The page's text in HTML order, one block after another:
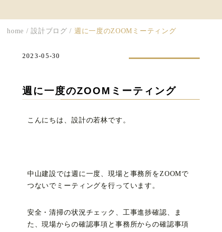
home /設計ブログ / 週に一度のZOOMミーティング
週に一度のZOOMミーティング
2023-05-30
こんにちは、設計の若林です。
中山建設では週に一度、現場と事務所をZOOMで
つないでミーティングを行っています。
安全・清掃の状況チェック、工事進捗確認、ま
た、現場からの確認事項と事務所からの確認事項